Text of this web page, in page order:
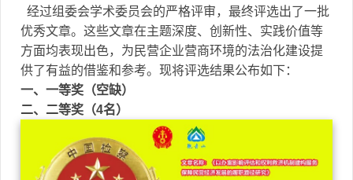
经过组委会学术委员会的严格评审，最终评选出了一批
优秀文章。这些文章在主题深度、创新性、实践价值等
方面均表现出色，为民营企业营商环境的法治化建设提
供了有益的借鉴和参考。现将评选结果公布如下：
一、一等奖（空缺）
二、二等奖（4名）